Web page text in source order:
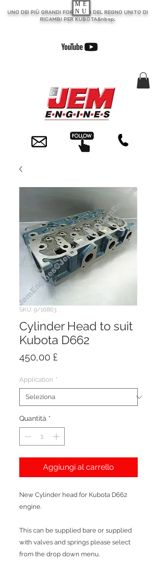
UNO DEI PIÙ GRANDI FORNITORI DEL REGNO UNITO DI
RICAMBI PER KUBOTA&nbsp;
ME
NU
SKU: 9/16863
Cylinder Head to suit
Kubota D662
450,00 £
Application *
Quantità *
Aggiungi al carrello
New Cylinder head for Kubota D662
engine.
This can be supplied bare or supplied
with valves and springs please select
from the drop down menu.